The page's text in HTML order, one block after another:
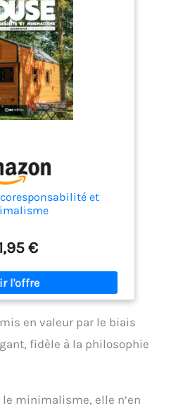
et
€
en valeur par le biais
fidèle à la philosophie
minimalisme, elle n’en